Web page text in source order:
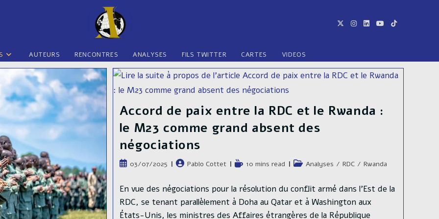
AUTEURS RENCONTRES ANALYSES FILS TWITTER CARTES VIDEOS
Accord de paix entre la RDC et le Rwanda :
le M23 comme grand absent des
négociations
Publication
03/07/2025
Auteur/autrice
publication :
Pablo Cottet
Temps
lecture :
10 mins read
PostAnalyses / RDC / Rwanda
En vue des négociations pour la résolution du conflit armé dans l’Est de la
RDC, se tenant parallèlement à Doha au Qatar et à Washington aux
États-Unis, les ministres des Affaires étrangères de la République